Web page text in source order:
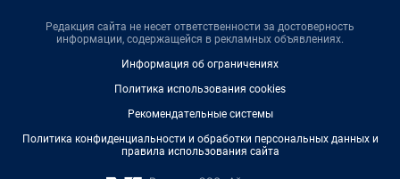
Редакция сайта не несет ответственности за достоверность
информации, содержащейся в рекламных объявлениях.
Информация об ограничениях
Политика использования cookies
Рекомендательные системы
Политика конфиденциальности и обработки персональных данных и
правила использования сайта